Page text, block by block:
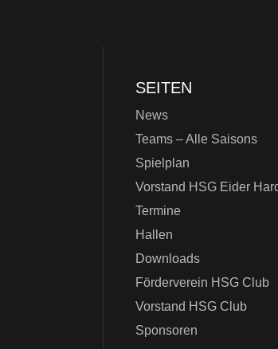
SEITEN
News
Teams – Alle Saisons
Spielplan
Vorstand HSG Eider
Termine
Hallen
Downloads
Förderverein HSG Club
Vorstand HSG Club
Sponsoren